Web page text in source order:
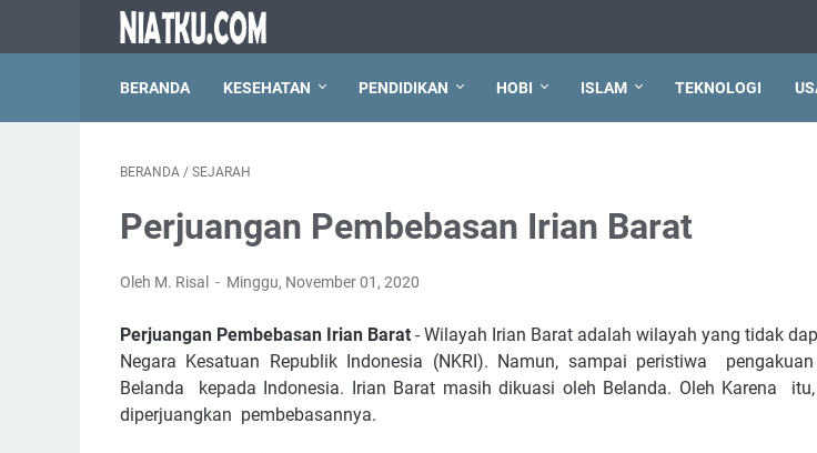
BERANDA KESEHATAN PENDIDIKAN HOBI ISLAM TEKNOLOGI
BERANDA / SEJARAH
Perjuangan Pembebasan Irian Barat
Oleh M. Risal Minggu, November 01, 2020
Perjuangan Pembebasan Irian Barat - Wilayah Irian Barat adalah wilayah yang tidak
Negara Kesatuan Republik Indonesia (NKRI). Namun, sampai peristiwa
Belanda kepada Indonesia. Irian Barat masih dikuasi oleh Belanda. Oleh Karena
diperjuangkan pembebasannya.